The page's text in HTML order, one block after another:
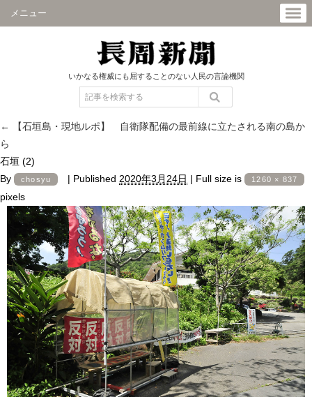
メニュー
いかなる権威にも屈することのない人民の言論機関
←
【石垣島・現地ルポ】 自衛隊配備の最前線に立たされる南の島か
ら
石垣 (2)
By
chosyu | Published 2020年3月24日 | Full size is 1260 × 837
pixels